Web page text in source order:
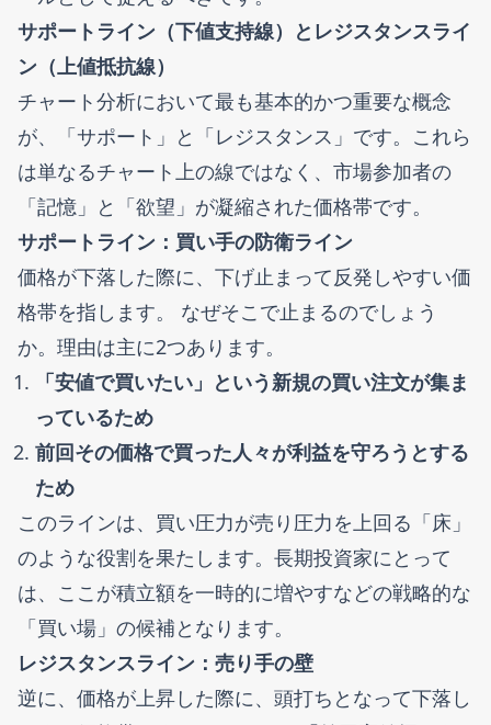
サポートライン（下値支持線）とレジスタンスライ
ン（上値抵抗線）
チャート分析において最も基本的かつ重要な概念
が、「サポート」と「レジスタンス」です。これら
は単なるチャート上の線ではなく、市場参加者の
「記憶」と「欲望」が凝縮された価格帯です。
サポートライン：買い手の防衛ライン
価格が下落した際に、下げ止まって反発しやすい価
格帯を指します。 なぜそこで止まるのでしょう
か。理由は主に2つあります。
「安値で買いたい」という新規の買い注文が集ま
っているため
前回その価格で買った人々が利益を守ろうとする
ため
このラインは、買い圧力が売り圧力を上回る「床」
のような役割を果たします。長期投資家にとって
は、ここが積立額を一時的に増やすなどの戦略的な
「買い場」の候補となります。
レジスタンスライン：売り手の壁
逆に、価格が上昇した際に、頭打ちとなって下落し